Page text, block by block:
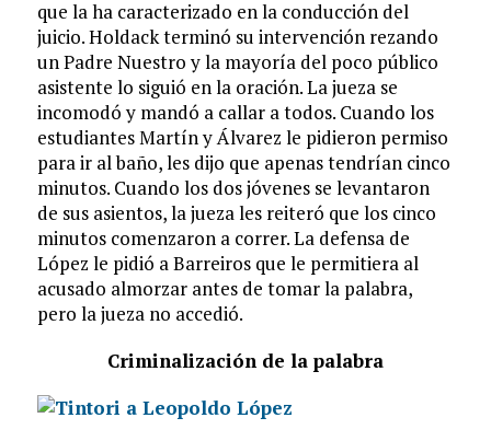
que la ha caracterizado en la conducción del
juicio. Holdack terminó su intervención rezando
un Padre Nuestro y la mayoría del poco público
asistente lo siguió en la oración. La jueza se
incomodó y mandó a callar a todos. Cuando los
estudiantes Martín y Álvarez le pidieron permiso
para ir al baño, les dijo que apenas tendrían cinco
minutos. Cuando los dos jóvenes se levantaron
de sus asientos, la jueza les reiteró que los cinco
minutos comenzaron a correr. La defensa de
López le pidió a Barreiros que le permitiera al
acusado almorzar antes de tomar la palabra,
pero la jueza no accedió.
Criminalización de la palabra